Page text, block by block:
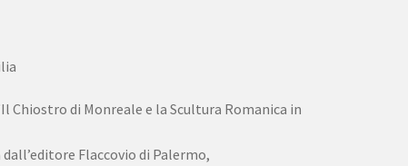
Chiostro di Monreale e la Scultura Romanica in
Flaccovio di Palermo,